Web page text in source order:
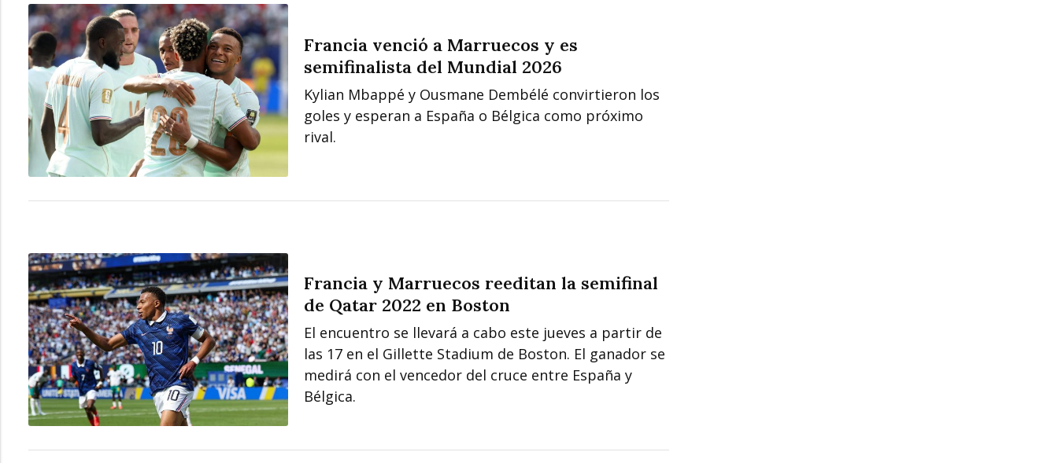
Francia venció a Marruecos y es
semifinalista del Mundial 2026
Kylian Mbappé y Ousmane Dembélé convirtieron los
goles y esperan a España o Bélgica como próximo
rival.
Francia y Marruecos reeditan la semifinal
de Qatar 2022 en Boston
El encuentro se llevará a cabo este jueves a partir de
las 17 en el Gillette Stadium de Boston. El ganador se
medirá con el vencedor del cruce entre España y
Bélgica.